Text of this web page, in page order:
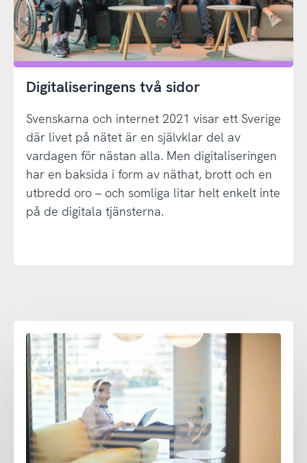
Digitaliseringens två sidor
Svenskarna och internet 2021 visar ett Sverige
där livet på nätet är en självklar del av
vardagen för nästan alla. Men digitaliseringen
har en baksida i form av näthat, brott och en
utbredd oro – och somliga litar helt enkelt inte
på de digitala tjänsterna.